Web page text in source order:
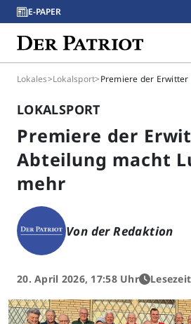
E-PAPER
Lokales>Lokalsport>
LOKALSPORT
Premiere der
Abteilung macht
mehr
Von der Redaktion
20. April 2026, 17:58 Uhr